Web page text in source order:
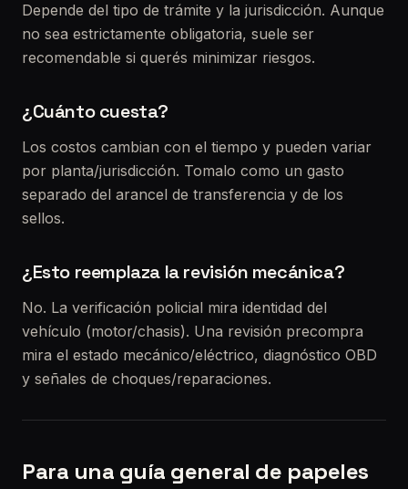
Depende del tipo de trámite y la jurisdicción. Aunque
no sea estrictamente obligatoria, suele ser
recomendable si querés minimizar riesgos.
¿Cuánto cuesta?
Los costos cambian con el tiempo y pueden variar
por planta/jurisdicción. Tomalo como un gasto
separado del arancel de transferencia y de los
sellos.
¿Esto reemplaza la revisión mecánica?
No. La verificación policial mira identidad del
vehículo (motor/chasis). Una revisión precompra
mira el estado mecánico/eléctrico, diagnóstico OBD
y señales de choques/reparaciones.
Para una guía general de papeles